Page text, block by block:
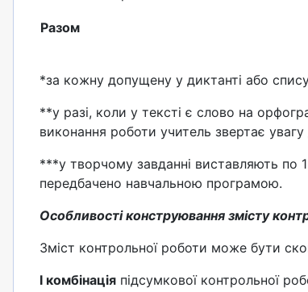
Разом
*за кожну допущену у диктанті або
**у разі, коли у тексті є слово на
виконання роботи учитель звертає
***у творчому завданні виставляють по
передбачено навчальною програмою.
Особливості конструювання змісту
Зміст контрольної роботи може бути
І комбінація підсумкової контрольної